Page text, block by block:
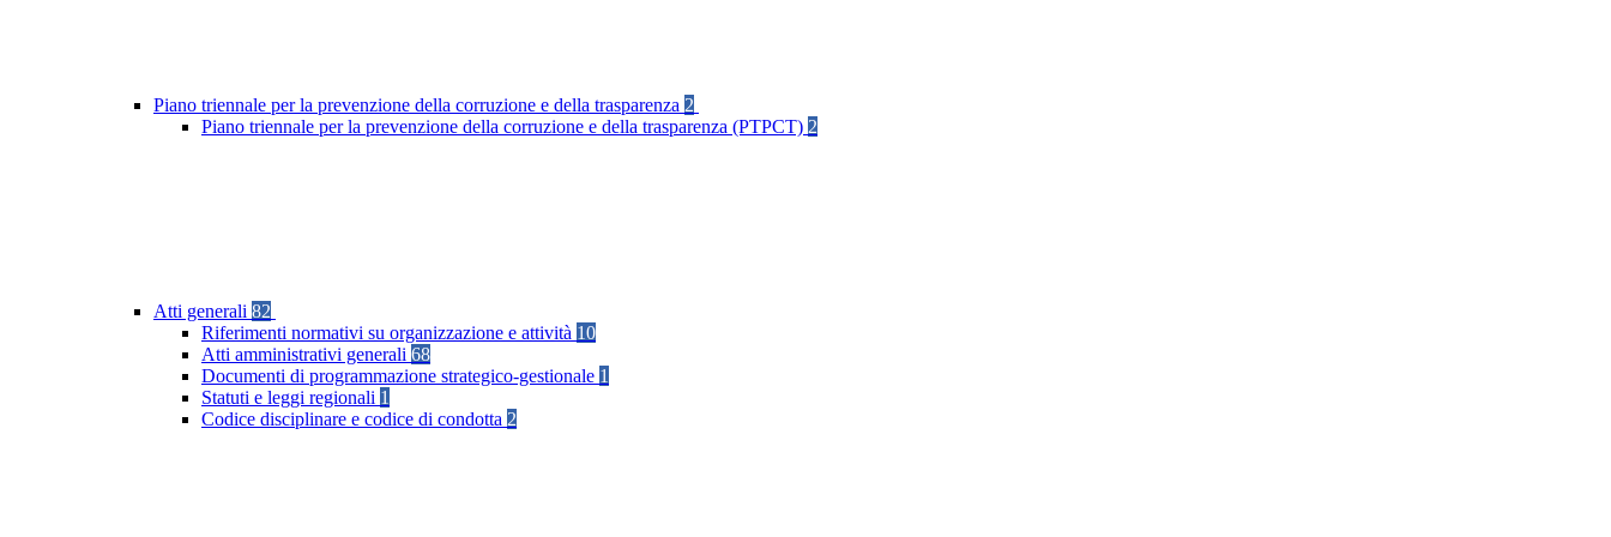
Piano triennale per la prevenzione della corruzione e della trasparenza 2
Piano triennale per la prevenzione della corruzione e della trasparenza (PTPCT) 2
Atti generali 82
Riferimenti normativi su organizzazione e attività 10
Atti amministrativi generali 68
Documenti di programmazione strategico-gestionale 1
Statuti e leggi regionali 1
Codice disciplinare e codice di condotta 2